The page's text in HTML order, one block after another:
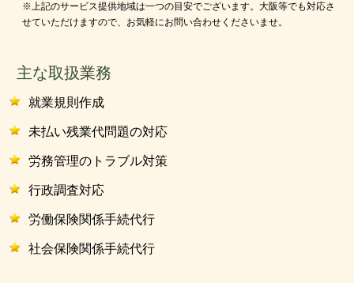
※上記のサービス提供地域は一つの目安でございます。大阪等でも対応さ
せていただけますので、お気軽にお問い合わせくださいませ。
主な取扱業務
就業規則作成
未払い残業代問題の対応
労務管理のトラブル対策
行政調査対応
労働保険関係手続代行
社会保険関係手続代行